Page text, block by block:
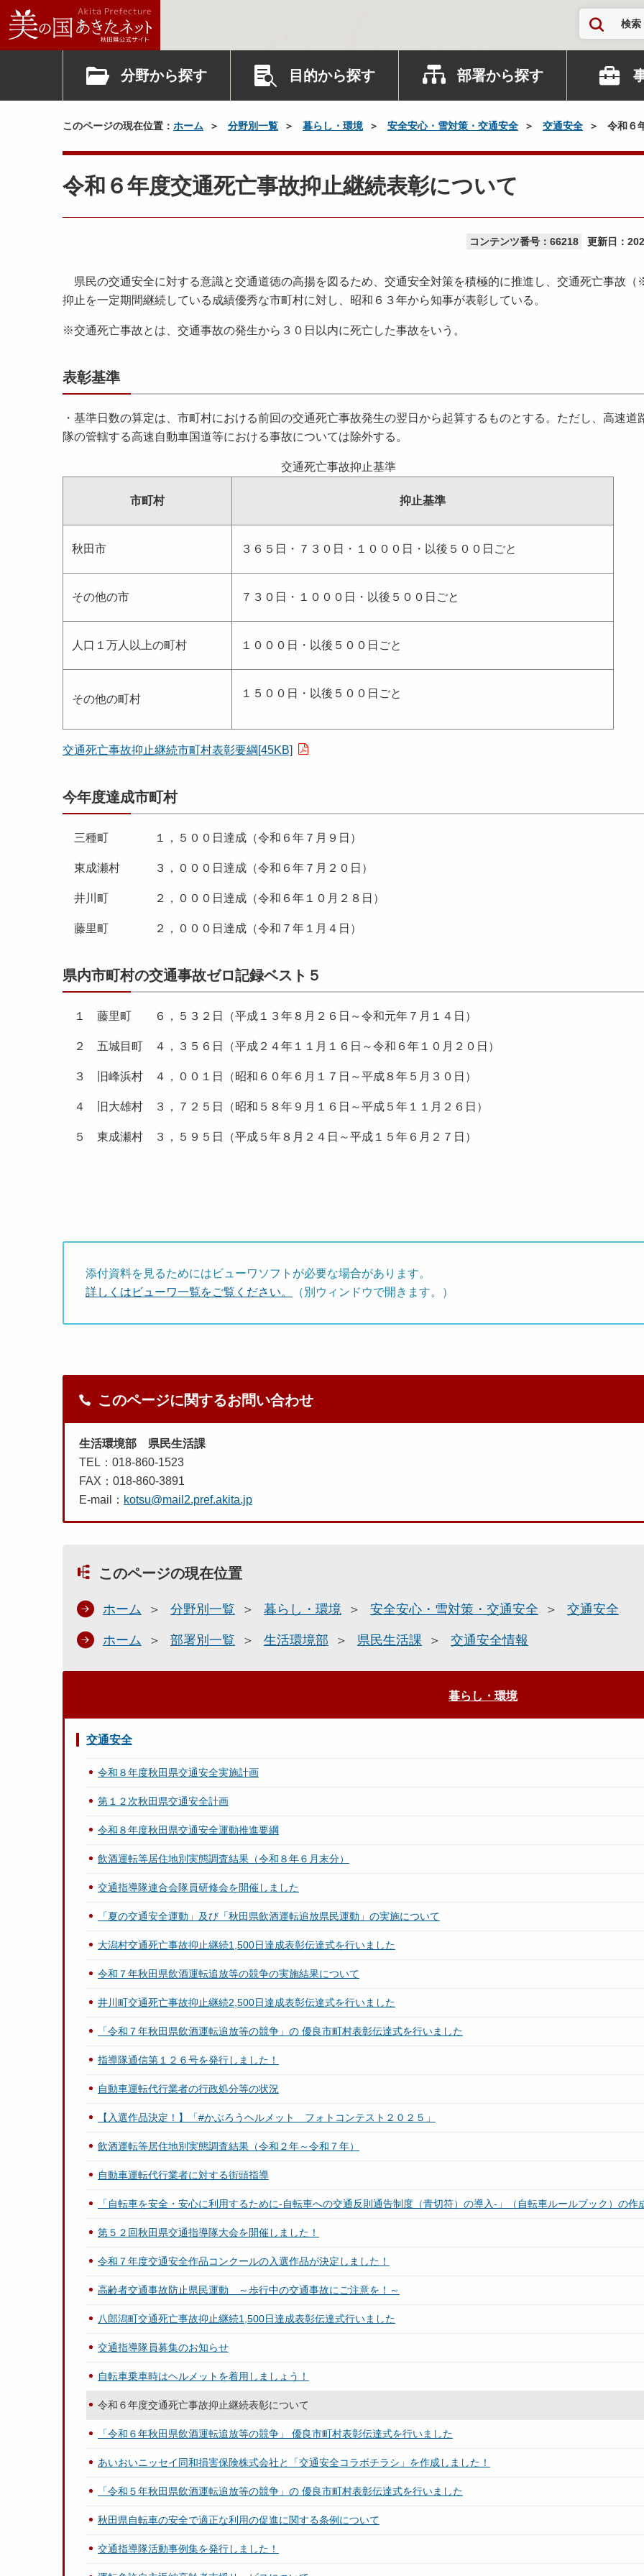
検索
分野から探す 目的から探す 部署から探す
このページの現在位置： ホーム 分野別一覧 暮らし・環境 安全安心・雪対策・交通安全 交通安全 令和６
令和６年度交通死亡事故抑止継続表彰について
コンテンツ番号：66218 更新日：
県民の交通安全に対する意識と交通道徳の高揚を図るため、交通安全対策を積極的に推進し、交通死亡事故
抑止を一定期間継続している成績優秀な市町村に対し、昭和６３年から知事が表彰している。
※交通死亡事故とは、交通事故の発生から３０日以内に死亡した事故をいう。
表彰基準
・基準日数の算定は、市町村における前回の交通死亡事故発生の翌日から起算するものとする。ただし、高速道
隊の管轄する高速自動車国道等における事故については除外する。
交通死亡事故抑止基準
市町村 抑止基準
秋田市 ３６５日・７３０日・１０００日・以後５００日ごと
その他の市 ７３０日・１０００日・以後５００日ごと
人口１万人以上の町村 １０００日・以後５００日ごと
その他の町村 １５００日・以後５００日ごと
交通死亡事故抑止継続市町村表彰要綱[45KB]
今年度達成市町村
三種町 １，５００日達成（令和６年７月９日）
東成瀬村 ３，０００日達成（令和６年７月２０日）
井川町 ２，０００日達成（令和６年１０月２８日）
藤里町 ２，０００日達成（令和７年１月４日）
県内市町村の交通事故ゼロ記録ベスト５
１ 藤里町 ６，５３２日（平成１３年８月２６日～令和元年７月１４日）
２ 五城目町 ４，３５６日（平成２４年１１月１６日～令和６年１０月２０日）
３ 旧峰浜村 ４，００１日（昭和６０年６月１７日～平成８年５月３０日）
４ 旧大雄村 ３，７２５日（昭和５８年９月１６日～平成５年１１月２６日）
５ 東成瀬村 ３，５９５日（平成５年８月２４日～平成１５年６月２７日）
添付資料を見るためにはビューワソフトが必要な場合があります。
詳しくはビューワ一覧をご覧ください。
（別ウィンドウで開きます。）
このページに関するお問い合わせ
生活環境部 県民生活課
TEL：018-860-1523
FAX：018-860-3891
E-mail： kotsu@mail2.pref.akita.jp
このページの現在位置
ホーム 分野別一覧 暮らし・環境 安全安心・雪対策・交通安全 交通安全
ホーム 部署別一覧 生活環境部 県民生活課 交通安全情報
暮らし・環境
交通安全
令和８年度秋田県交通安全実施計画
第１２次秋田県交通安全計画
令和８年度秋田県交通安全運動推進要綱
飲酒運転等居住地別実態調査結果（令和８年６月末分）
交通指導隊連合会隊員研修会を開催しました
「夏の交通安全運動」及び「秋田県飲酒運転追放県民運動」の実施について
大潟村交通死亡事故抑止継続1,500日達成表彰伝達式を行いました
令和７年秋田県飲酒運転追放等の競争の実施結果について
井川町交通死亡事故抑止継続2,500日達成表彰伝達式を行いました
「令和７年秋田県飲酒運転追放等の競争」の 優良市町村表彰伝達式を行いました
指導隊通信第１２６号を発行しました！
自動車運転代行業者の行政処分等の状況
【入選作品決定！】「#かぶろうヘルメット フォトコンテスト２０２５」
飲酒運転等居住地別実態調査結果（令和２年～令和７年）
自動車運転代行業者に対する街頭指導
「自転車を安全・安心に利用するために-自転車への交通反則通告制度（青切符）の導入-」（自転車ルールブック）の作
第５２回秋田県交通指導隊大会を開催しました！
令和７年度交通安全作品コンクールの入選作品が決定しました！
高齢者交通事故防止県民運動 ～歩行中の交通事故にご注意を！～
八郎潟町交通死亡事故抑止継続1,500日達成表彰伝達式行いました
交通指導隊員募集のお知らせ
自転車乗車時はヘルメットを着用しましょう！
令和６年度交通死亡事故抑止継続表彰について
「令和６年秋田県飲酒運転追放等の競争」 優良市町村表彰伝達式を行いました
あいおいニッセイ同和損害保険株式会社と「交通安全コラボチラシ」を作成しました！
「令和５年秋田県飲酒運転追放等の競争」の 優良市町村表彰伝達式を行いました
秋田県自転車の安全で適正な利用の促進に関する条例について
交通指導隊活動事例集を発行しました！